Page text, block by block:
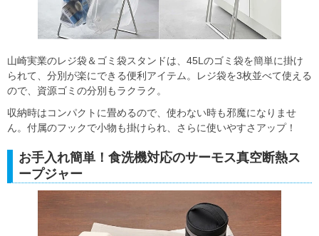
山崎実業のレジ袋＆ゴミ袋スタンドは、45Lのゴミ袋を簡単に掛け
られて、分別が楽にできる便利アイテム。レジ袋を3枚並べて使える
ので、資源ゴミの分別もラクラク。
収納時はコンパクトに畳めるので、使わない時も邪魔になりませ
ん。付属のフックで小物も掛けられ、さらに使いやすさアップ！
お手入れ簡単！食洗機対応のサーモス真空断熱ス
ープジャー